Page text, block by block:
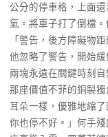
公分的停車格，上面
氣。將車子打了倒檔
「警告，後方障礙物
他忽略了警告，開始
兩塊永遠在關鍵時刻
那座價值不菲的銅製
耳朵一樣，優雅地縮
你也停不好。」何手